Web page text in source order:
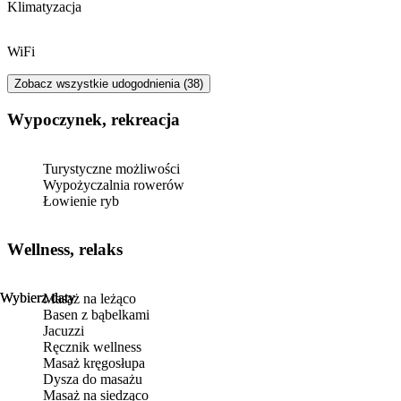
Wybierz daty
Wybierz daty
Klimatyzacja
WiFi
Zobacz wszystkie udogodnienia (38)
Wypoczynek, rekreacja
Turystyczne możliwości
Wypożyczalnia rowerów
Łowienie ryb
Wellness, relaks
Masaż na leżąco
Basen z bąbelkami
Jacuzzi
Ręcznik wellness
Masaż kręgosłupa
Dysza do masażu
Masaż na siedząco